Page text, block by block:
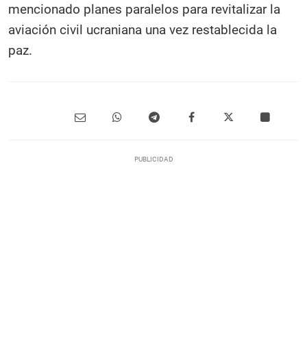
mencionado planes paralelos para revitalizar la
aviación civil ucraniana una vez restablecida la
paz.